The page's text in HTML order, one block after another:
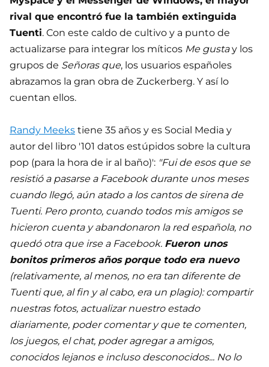
rival que encontró fue la también extinguida
Tuenti. Con este caldo de cultivo y a punto de
actualizarse para integrar los míticos Me gustay los
grupos de Señoras que, los usuarios españoles
abrazamos la gran obra de Zuckerberg. Y así lo
cuentan ellos.
Randy Meeks tiene 35 años y es Social Media y
autor del libro '101 datos estúpidos sobre la cultura
pop (para la hora de ir al baño)': "Fui de esos que se
resistió a pasarse a Facebook durante unos meses
cuando llegó, aún atado a los cantos de sirena de
Tuenti. Pero pronto, cuando todos mis amigos se
hicieron cuenta y abandonaron la red española, no
quedó otra que irse a Facebook. Fueron unos
bonitos primeros años porque todo era nuevo
(relativamente, al menos, no era tan diferente de
Tuenti que, al fin y al cabo, era un plagio): compartir
nuestras fotos, actualizar nuestro estado
diariamente, poder comentar y que te comenten,
los juegos, el chat, poder agregar a amigos,
conocidos lejanos e incluso desconocidos... No lo